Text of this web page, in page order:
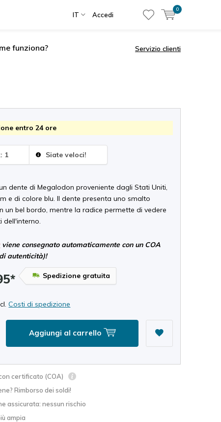
IT Accedi
0
funziona? Servizio clienti
entro 24 ore
1 Siate veloci!
dente di Megalodon proveniente dagli Stati Uniti,
e di colore blu. Il dente presenta uno smalto
un bel bordo, mentre la radice permette di vedere
dell'interno.
viene consegnato automaticamente con un COA
autenticità)!
Spedizione gratuita
Costi di spedizione
Aggiungi al carrello
certificato (COA)
Rimborso dei soldi!
assicurata: nessun rischio
ampia